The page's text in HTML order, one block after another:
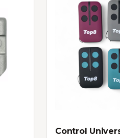
Control